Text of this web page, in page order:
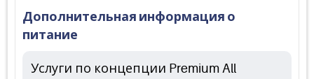
Дополнительная информация о
питание
Услуги по концепции Premium All